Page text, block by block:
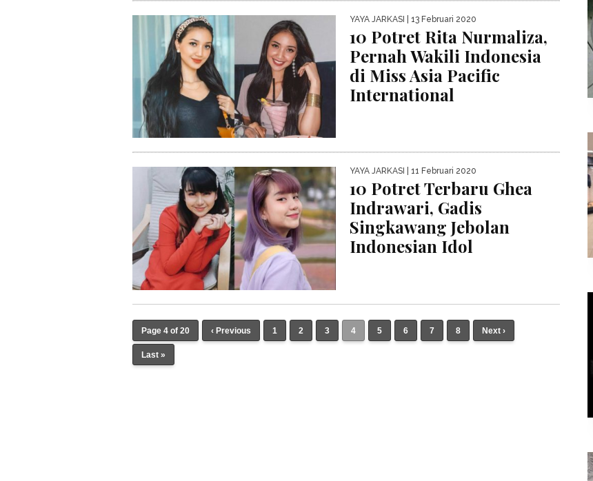
YAYA JARKASI | 13 Februari 2020
10 Potret Rita Nurmaliza,
Pernah Wakili Indonesia
di Miss Asia Pacific
International
YAYA JARKASI | 11 Februari 2020
10 Potret Terbaru Ghea
Indrawari, Gadis
Singkawang Jebolan
Indonesian Idol
Page 4 of 20 ‹ Previous 1 2 3 4 5 6 7 8 Next ›
Last »